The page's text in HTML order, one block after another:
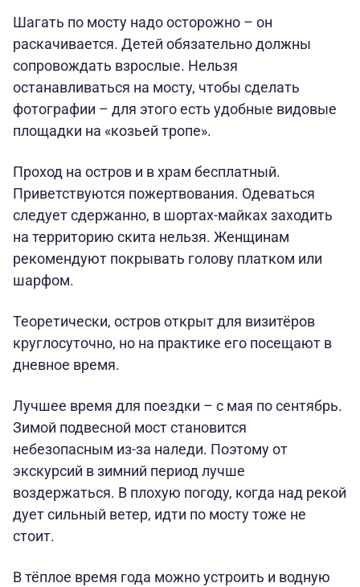
Шагать по мосту надо осторожно – он
раскачивается. Детей обязательно должны
сопровождать взрослые. Нельзя
останавливаться на мосту, чтобы сделать
фотографии – для этого есть удобные видовые
площадки на «козьей тропе».
Проход на остров и в храм бесплатный.
Приветствуются пожертвования. Одеваться
следует сдержанно, в шортах-майках заходить
на территорию скита нельзя. Женщинам
рекомендуют покрывать голову платком или
шарфом.
Теоретически, остров открыт для визитёров
круглосуточно, но на практике его посещают в
дневное время.
Лучшее время для поездки – с мая по сентябрь.
Зимой подвесной мост становится
небезопасным из-за наледи. Поэтому от
экскурсий в зимний период лучше
воздержаться. В плохую погоду, когда над рекой
дует сильный ветер, идти по мосту тоже не
стоит.
В тёплое время года можно устроить и водную